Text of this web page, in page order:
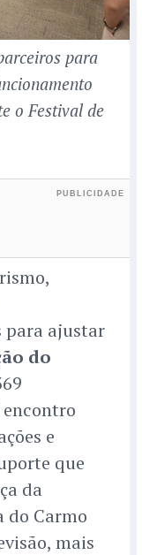
para
o Festival de
para ajustar
do
e
que
da
do Carmo
mais